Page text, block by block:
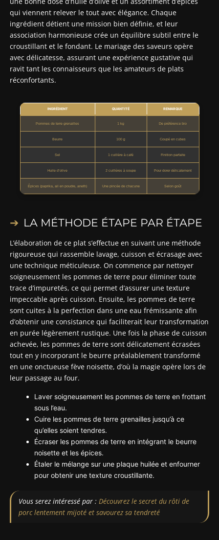
qui viennent relever le tout avec élégance. Chaque
ingrédient détient une mission bien définie, et leur
association harmonieuse crée un équilibre subtil entre le
croustillant et le fondant. Le mariage des saveurs opère
avec délicatesse, assurant une expérience gustative qui
ravit tant les connaisseurs que les amateurs de plats
réconfortants.
INGRÉDIENT QUANTITÉ REMARQUE
Pommes de terre grenailles 1 kg De préférence bio
Beurre 100 g Coupé en cubes
Sel 1 cuillère à café Finition parfaite
Huile d’olive 2 cuillères à soupe Pour dorer délicatement
Épices (paprika, ail en poudre, aneth) Une pincée de chacune Selon goût
LA MÉTHODE ÉTAPE PAR ÉTAPE
L’élaboration de ce plat s’effectue en suivant une méthode
rigoureuse qui rassemble lavage, cuisson et écrasage avec
une technique méticuleuse. On commence par nettoyer
soigneusement les pommes de terre pour éliminer toute
trace d’impuretés, ce qui permet d’assurer une texture
impeccable après cuisson. Ensuite, les pommes de terre
sont cuites à la perfection dans une eau frémissante afin
d’obtenir une consistance qui faciliterait leur transformation
en purée légèrement rustique. Une fois la phase de cuisson
achevée, les pommes de terre sont délicatement écrasées
tout en y incorporant le beurre préalablement transformé
en une onctueuse fève noisette, d’où la magie opère lors de
leur passage au four.
Laver soigneusement les pommes de terre en frottant
sous l’eau.
Cuire les pommes de terre grenailles jusqu’à ce
qu’elles soient tendres.
Écraser les pommes de terre en intégrant le beurre
noisette et les épices.
Étaler le mélange sur une plaque huilée et enfourner
pour obtenir une texture croustillante.
Vous serez intéressé par : Découvrez le secret du rôti de
porc lentement mijoté et savourez sa tendreté